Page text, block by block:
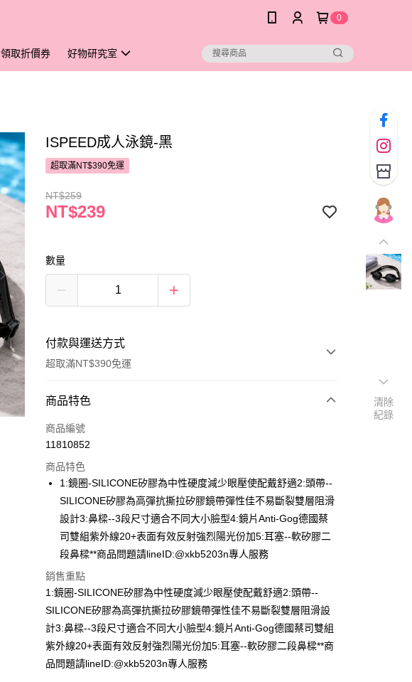
0
領取折價券 好物研究室
ISPEED成人泳鏡-黑
超取滿NT$390免運
NT$259
NT$239
數量
付款與運送方式
超取滿NT$390免運
付款方式
POYA支付
超商取貨付款
LINE Pay
Apple Pay
街口支付
悠遊付
Google Pay
AFTEE先享後付
相關說明
【關於「AFTEE先享後付」】
商品特色
商品編號
11810852
商品特色
1:鏡圈-SILICONE矽膠為中性硬度減少眼壓使配戴舒適2:頭帶--
SILICONE矽膠為高彈抗撕拉矽膠鏡帶彈性佳不易斷裂雙層阻滑
設計3:鼻樑--3段尺寸適合不同大小臉型4:鏡片Anti-Gog德國蔡
司雙組紫外線20+表面有效反射強烈陽光份加5:耳塞--軟矽膠二
段鼻樑**商品問題請lineID:@xkb5203n專人服務
銷售重點
1:鏡圈-SILICONE矽膠為中性硬度減少眼壓使配戴舒適2:頭帶--
SILICONE矽膠為高彈抗撕拉矽膠鏡帶彈性佳不易斷裂雙層阻滑設
計3:鼻樑--3段尺寸適合不同大小臉型4:鏡片Anti-Gog德國蔡司雙組
紫外線20+表面有效反射強烈陽光份加5:耳塞--軟矽膠二段鼻樑**商
品問題請lineID:@xkb5203n專人服務
清除
紀錄